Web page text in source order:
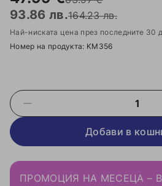
93.86 лв.164.23 лв.
Най-ниската цена през последните 30
Номер на продукта: KM356
Добави в
ПРОМОЦИЯ НА МЕСЕЦА –